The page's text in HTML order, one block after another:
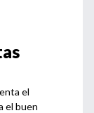
el
el buen